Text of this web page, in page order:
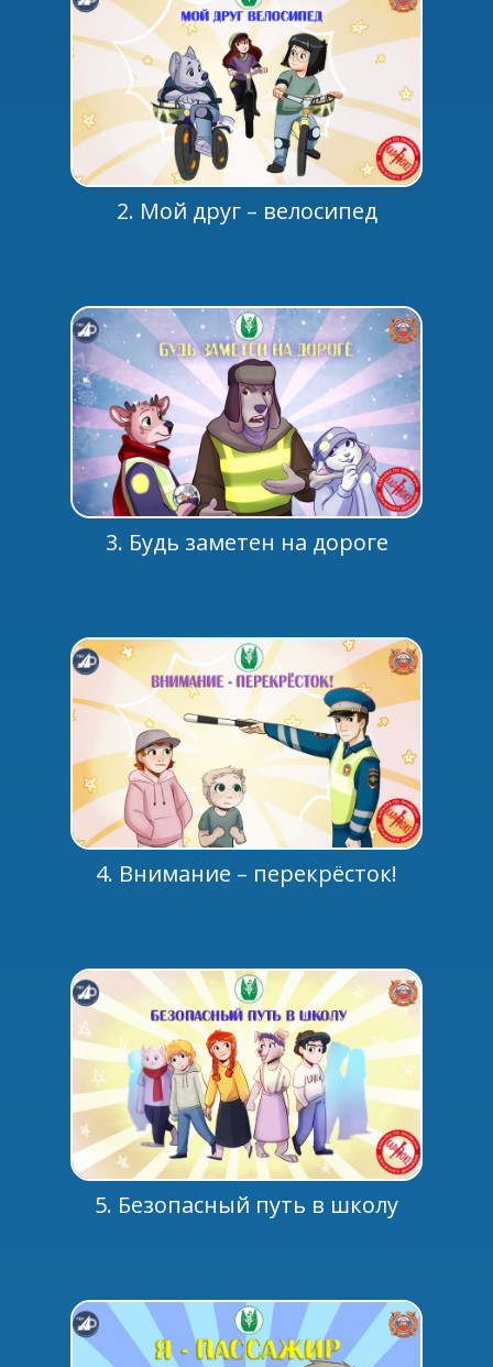
2. Мой друг – велосипед
3. Будь заметен на дороге
4. Внимание – перекрёсток!
5. Безопасный путь в школу